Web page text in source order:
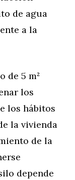
de agua
a la
de 5 m²
los
los hábitos
la vivienda
de la
depende